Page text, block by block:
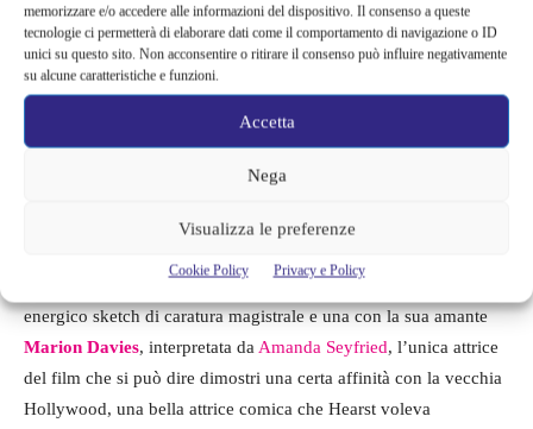
memorizzare e/o accedere alle informazioni del dispositivo. Il consenso a queste
tecnologie ci permetterà di elaborare dati come il comportamento di navigazione o ID
unici su questo sito. Non acconsentire o ritirare il consenso può influire negativamente
su alcune caratteristiche e funzioni.
Accetta
Nega
Visualizza le preferenze
Cookie Policy Privacy e Policy
Nelle sue fatiche, Herman ricorda anche un particolare groviglio
Charles Dance
) che regala al film un
energico sketch di caratura magistrale e una con la sua amante
Marion Davies, interpretata daAmanda Seyfried, l’unica attrice
del film che si può dire dimostri una certa affinità con la vecchia
Hollywood, una bella attrice comica che Hearst voleva